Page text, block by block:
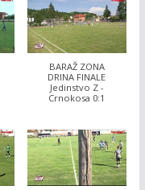
BARAŽ ZONA
DRINA FINALE
Jedinstvo Z -
Crnokosa 0:1